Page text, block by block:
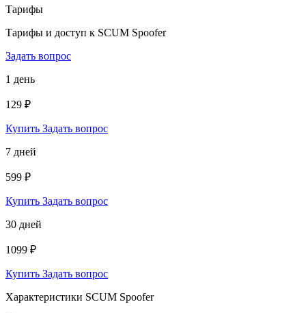
Тарифы
Тарифы и доступ к SCUM Spoofer
Задать вопрос
1 день
129 ₽
Купить Задать вопрос
7 дней
599 ₽
Купить Задать вопрос
30 дней
1099 ₽
Купить Задать вопрос
Характеристики SCUM Spoofer